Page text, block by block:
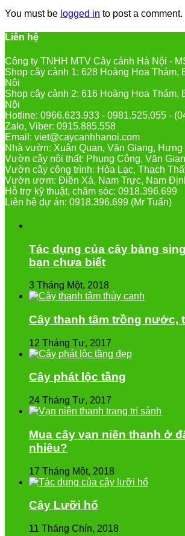
You must be logged in to post a comment.
Liên hệ
Công ty TNHH MTV Cây cảnh Hà Nội -
Shop cây cảnh 1: 628 Hoàng Hoa Thám,
Nội
Shop cây cảnh 2: 616 Hoàng Hoa Thám,
Nội
Hotline: 0966.623.933 - 0981.525.055 -
Zalo, Viber: 0915.885.558
Email: viet@caycanhhanoi.com
Nhà vườn: Xuân Quan, Văn Giang, Hưng
Vườn cây nội thất: Phụng Công, Văn
Vườn cây công trình: Hòa Lạc, Thạch
Vườn ươm: Điền Xá, Nam Trực, Nam
Hỗ trợ kỹ thuật, chăm sóc: 0918.396.699
Liên hệ dự án: 0918.396.699 (Mr Tuấn)
Tác dụng của cây bàng
bạn chưa biết
3 Tháng Một, 2018
Cây thanh tâm trồng nước,
12 Tháng Tư, 2017
Cây phát lộc tầng
24 Tháng Tư, 2017
Mua cây vạn niên thanh ở
nhiêu?
17 Tháng Một, 2018
Cây Lưỡi hổ
11 Tháng Chín, 2018